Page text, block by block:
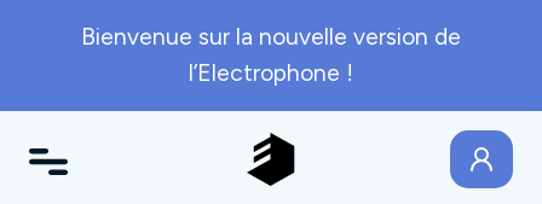
Bienvenue sur la nouvelle version de
l’Electrophone !